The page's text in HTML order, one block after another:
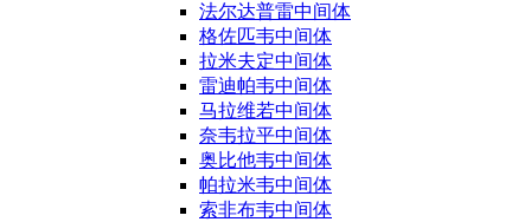
法尔达普雷中间体
格佐匹韦中间体
拉米夫定中间体
雷迪帕韦中间体
马拉维若中间体
奈韦拉平中间体
奥比他韦中间体
帕拉米韦中间体
索非布韦中间体